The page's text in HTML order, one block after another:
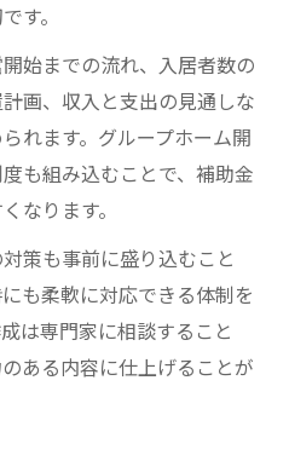
す。
始までの流れ、入居者数の
画、収入と支出の見通しな
れます。グループホーム開
も組み込むことで、補助金
なります。
策も事前に盛り込むこと
も柔軟に対応できる体制を
は専門家に相談すること
ある内容に仕上げることが